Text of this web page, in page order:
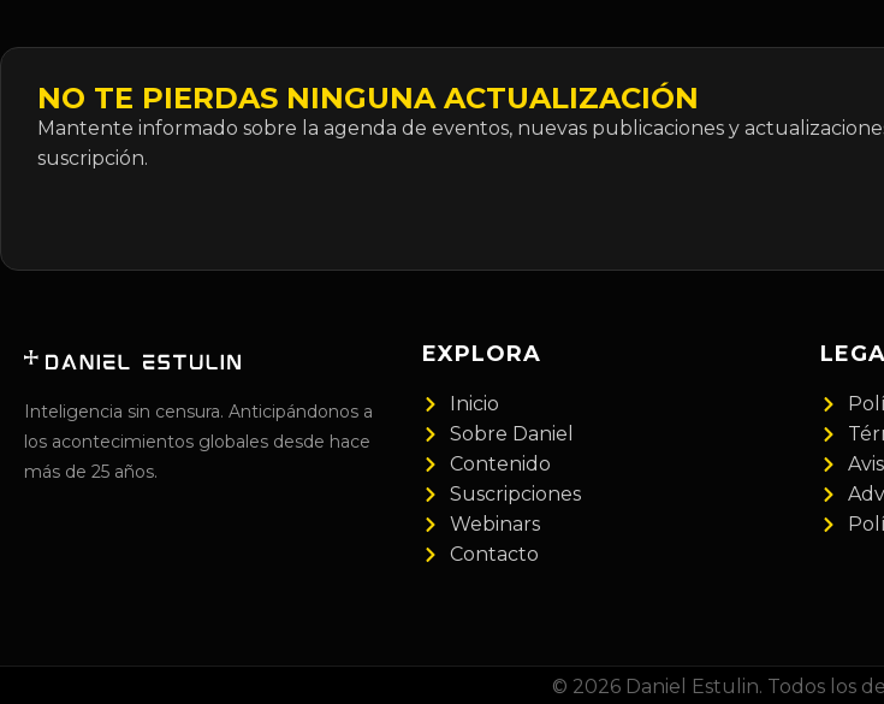
NO TE PIERDAS NINGUNA ACTUALIZACIÓN
Mantente informado sobre la agenda de eventos, nuevas publicaciones y
suscripción.
Inteligencia sin censura. Anticipándonos a
los acontecimientos globales desde hace
más de 25 años.
EXPLORA
Inicio
Sobre Daniel
Contenido
Suscripciones
Webinars
Contacto
© 2026 Daniel Estulin. Todos los